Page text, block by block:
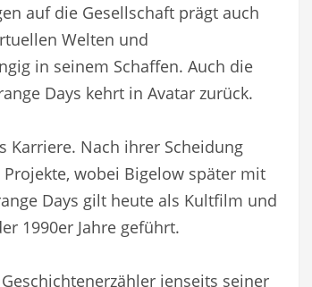
auf die Gesellschaft prägt auch
Welten und
in seinem Schaffen. Auch die
Days kehrt in Avatar zurück.
Karriere. Nach ihrer Scheidung
wobei Bigelow später mit
Days gilt heute als Kultfilm und
1990er Jahre geführt.
jenseits seiner